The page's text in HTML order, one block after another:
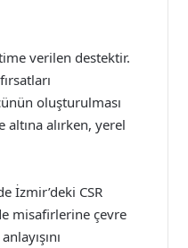
verilen destektir.
oluşturulması
alırken, yerel
İzmir’deki CSR
misafirlerine çevre